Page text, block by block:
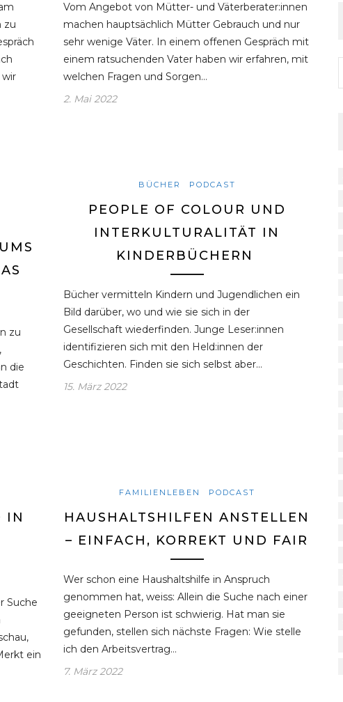
zu
wir
Vom Angebot von Mütter- und Väterberater:innen
machen hauptsächlich Mütter Gebrauch und nur
sehr wenige Väter. In einem offenen Gespräch mit
einem ratsuchenden Vater haben wir erfahren, mit
welchen Fragen und Sorgen…
2. Mai 2022
zu
die
BÜCHER PODCAST
PEOPLE OF COLOUR UND
INTERKULTURALITÄT IN
KINDERBÜCHERN
Bücher vermitteln Kindern und Jugendlichen ein
Bild darüber, wo und wie sie sich in der
Gesellschaft wiederfinden. Junge Leser:innen
identifizieren sich mit den Held:innen der
Geschichten. Finden sie sich selbst aber…
15. März 2022
IN
Suche
ein
FAMILIENLEBEN PODCAST
HAUSHALTSHILFEN ANSTELLEN
– EINFACH, KORREKT UND FAIR
Wer schon eine Haushaltshilfe in Anspruch
genommen hat, weiss: Allein die Suche nach einer
geeigneten Person ist schwierig. Hat man sie
gefunden, stellen sich nächste Fragen: Wie stelle
ich den Arbeitsvertrag…
7. März 2022